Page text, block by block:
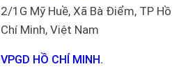
2/1G Mỹ Huề, Xã Bà Điểm, TP Hồ
Chí Minh, Việt Nam
VPGD HỒ CHÍ MINH.